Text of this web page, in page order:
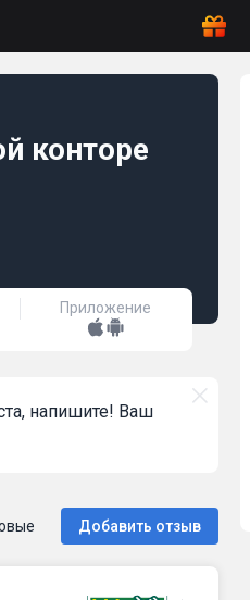
конторе
Приложение
напишите! Ваш
Добавить отзыв